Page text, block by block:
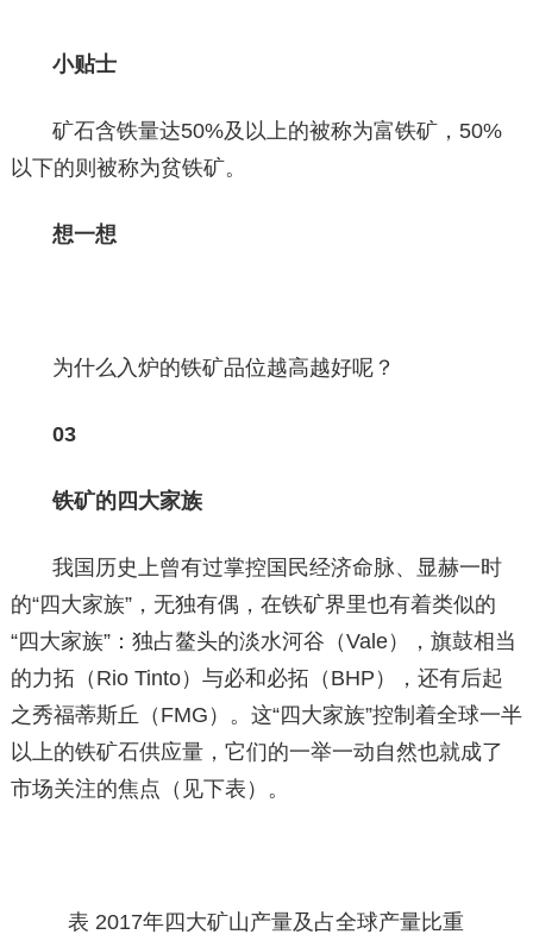
小贴士
矿石含铁量达50%及以上的被称为富铁矿，50%
以下的则被称为贫铁矿。
想一想
为什么入炉的铁矿品位越高越好呢？
03
铁矿的四大家族
我国历史上曾有过掌控国民经济命脉、显赫一时
的“四大家族”，无独有偶，在铁矿界里也有着类似的
“四大家族”：独占鳌头的淡水河谷（Vale），旗鼓相当
的力拓（Rio Tinto）与必和必拓（BHP），还有后起
之秀福蒂斯丘（FMG）。这“四大家族”控制着全球一半
以上的铁矿石供应量，它们的一举一动自然也就成了
市场关注的焦点（见下表）。
表 2017年四大矿山产量及占全球产量比重